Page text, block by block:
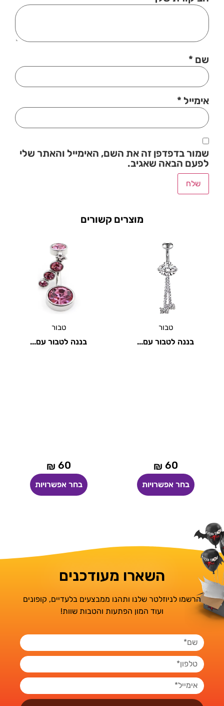
שם *
אימייל *
שמור בדפדפן זה את השם, האימייל והאתר שלי
לפעם הבאה שאגיב.
מוצרים קשורים
בננה לטבור עם...
₪
בחר אפשרויות
בננה לטבור עם...
₪
בחר אפשרויות
השארו מעודכנים
הרשמו לניוזלטר שלנו ותהנו ממבצעים בלעדיים, קופונים
ועוד המון הפתעות והטבות שוות!